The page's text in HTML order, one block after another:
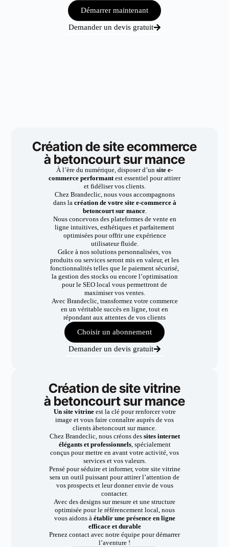
Démarrer maintenant
Demander un devis gratuit
Création de site ecommerce
à betoncourt sur mance
À l’ère du numérique, disposer d’un site e-
commerce performantest essentiel pour attirer
et fidéliser vos clients.
Chez Brandeclic, nous vous accompagnons
dans la création de votre site e-commerce à
betoncourt sur mance.
Nous concevons des plateformes de vente en
ligne intuitives, esthétiques et parfaitement
optimisées pour offrir une expérience
utilisateur fluide.
Grâce à nos solutions personnalisées, vos
produits ou services seront mis en valeur, et les
fonctionnalités telles que le paiement sécurisé,
la gestion des stocks ou encore l’optimisation
pour le SEO local vous permettront de
maximiser vos ventes.
Avec Brandeclic, transformez votre commerce
en un véritable succès en ligne, tout en
répondant aux attentes de vos clients
Choisir un abonnement
Demander un devis gratuit
Création de site vitrine
à betoncourt sur mance
Un site vitrineest la clé pour renforcer votre
image et vous faire connaître auprès de vos
clients àbetoncourt sur mance.
Chez Brandeclic, nous créons dessites internet
élégants et professionnels, spécialement
conçus pour mettre en avant votre activité, vos
services et vos valeurs.
Pensé pour séduire et informer, votre site vitrine
sera un outil puissant pour attirer l’attention de
vos prospects et leur donner envie de vous
contacter.
Avec des designs sur mesure et une structure
optimisée pour le référencement local, nous
vous aidons à établir une présence en ligne
efficace et durable
Prenez contact avec notre équipe pour démarrer
l’aventure !